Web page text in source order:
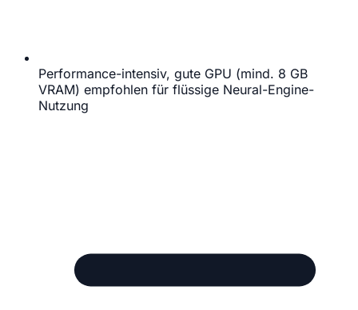
Performance-intensiv, gute GPU (mind. 8 GB
VRAM) empfohlen für flüssige Neural-Engine-
Nutzung